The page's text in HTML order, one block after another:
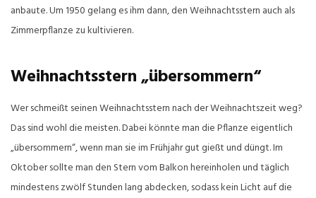
anbaute. Um 1950 gelang es ihm dann, den Weihnachtsstern auch als
Zimmerpflanze zu kultivieren.
Weihnachtsstern „übersommern“
Wer schmeißt seinen Weihnachtsstern nach der Weihnachtszeit weg?
Das sind wohl die meisten. Dabei könnte man die Pflanze eigentlich
„übersommern“, wenn man sie im Frühjahr gut gießt und düngt. Im
Oktober sollte man den Stern vom Balkon hereinholen und täglich
mindestens zwölf Stunden lang abdecken, sodass kein Licht auf die